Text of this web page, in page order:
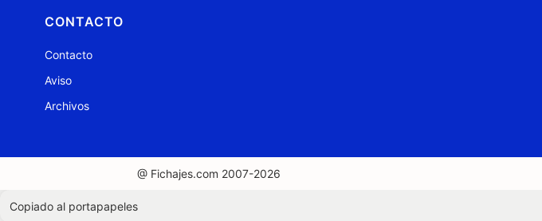
CONTACTO
Contacto
Aviso
Archivos
@ Fichajes.com 2007-2026
Copiado al portapapeles